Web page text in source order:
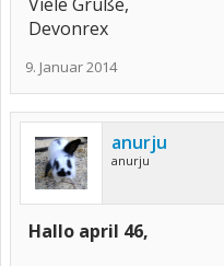
Devonrex
9. Januar 2014
anurju
anurju
Hallo april 46,